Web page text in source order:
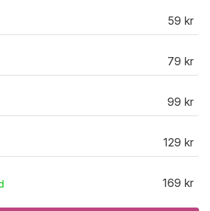
59 kr
79 kr
99 kr
129 kr
169 kr